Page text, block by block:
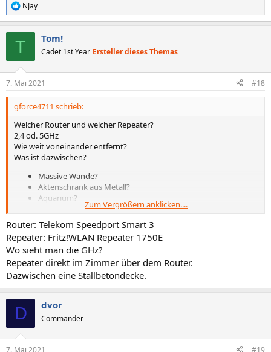
R
e
e
n
NJay
T Tom!
Cadet 1st Year Ersteller dieses Themas
7. Mai 2021 #18
gforce4711 schrieb:
Welcher Router und welcher Repeater?
2,4 od. 5GHz
Wie weit voneinander entfernt?
Was ist dazwischen?
Massive Wände?
Aktenschrank aus Metall?
Aquarium?
Zum Vergrößern anklicken....
Router: Telekom Speedport Smart 3
Repeater: Fritz!WLAN Repeater 1750E
Wo sieht man die GHz?
Repeater direkt im Zimmer über dem Router.
Dazwischen eine Stallbetondecke.
D dvor
Commander
7. Mai 2021 #19